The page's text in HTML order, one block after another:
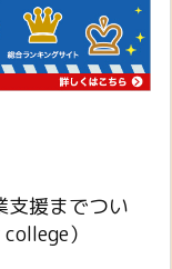
支援までつい
）